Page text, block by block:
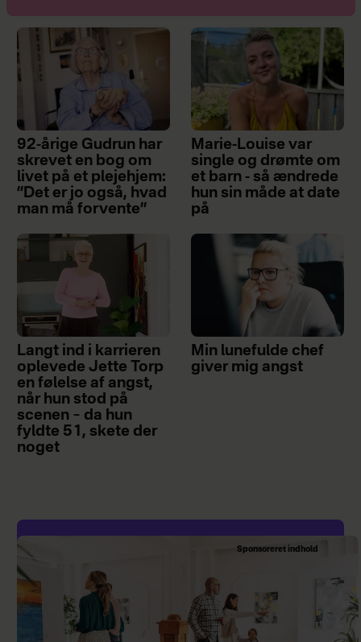
92-årige Gudrun har
skrevet en bog om
livet på et plejehjem:
”Det er jo også, hvad
man må forvente”
Marie-Louise var
single og drømte om
et barn - så ændrede
hun sin måde at date
på
Langt ind i karrieren
oplevede Jette Torp
en følelse af angst,
når hun stod på
scenen – da hun
fyldte 51, skete der
noget
Min lunefulde chef
giver mig angst
Sponsoreret indhold